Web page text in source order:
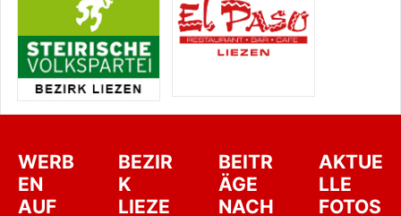
WERB
EN
AUF
BEZIR
K
LIEZE
BEITR
ÄGE
NACH
AKTUE
LLE
FOTOS